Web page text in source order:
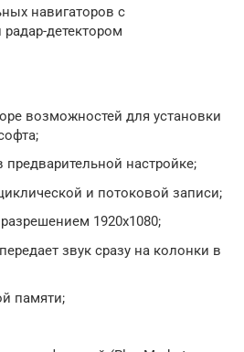
навигаторов с
детектором
возможностей для установки
предварительной настройке;
и потоковой записи;
1920х1080;
звук сразу на колонки в
памяти;